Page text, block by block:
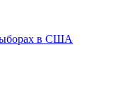
в США